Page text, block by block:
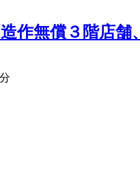
作無償３階店舗